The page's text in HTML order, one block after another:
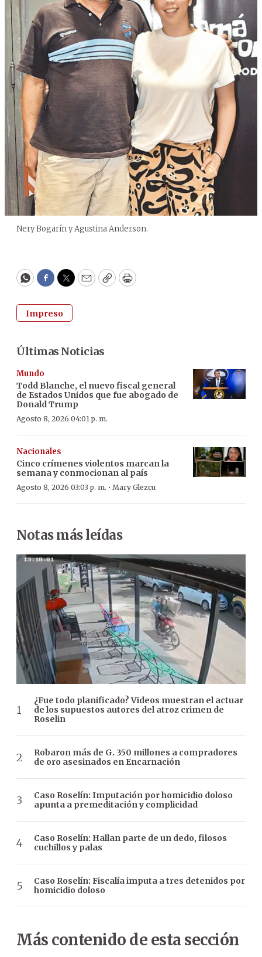
Nery Bogarín y Agustina Anderson.
WhatsApp
Facebook
Twitter
EmailCopyPrint
Impreso
Últimas Noticias
Mundo
Todd Blanche, el nuevo fiscal general
de Estados Unidos que fue abogado de
Donald Trump
Agosto 8, 2026 04:01 p. m.
Nacionales
Cinco crímenes violentos marcan la
semana y conmocionan al país
Agosto 8, 2026 03:03 p. m. · Mary Glezcu
Notas más leídas
¿Fue todo planificado? Videos muestran el actuar
de los supuestos autores del atroz crimen de
Roselin
Robaron más de G. 350 millones a compradores
de oro asesinados en Encarnación
Caso Roselín: Imputación por homicidio doloso
apunta a premeditación y complicidad
Caso Roselín: Hallan parte de un dedo, filosos
cuchillos y palas
Caso Roselín: Fiscalía imputa a tres detenidos por
homicidio doloso
Más contenido de esta sección